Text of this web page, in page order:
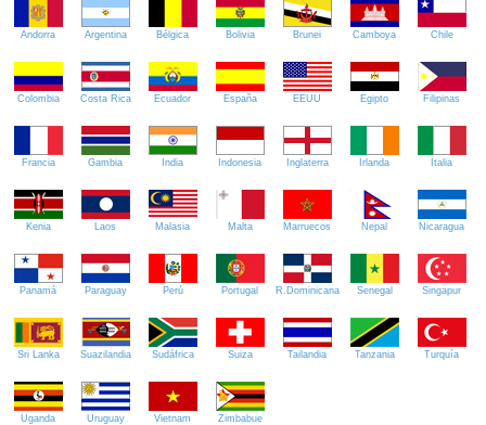
Andorra Argentina Bélgica Bolivia Brunei Camboya Chile
Colombia Costa Rica Ecuador España EEUU Egipto Filipinas
Francia Gambia India Indonesia Inglaterra Irlanda Italia
Kenia Laos Malasia Malta Marruecos Nepal Nicaragua
Panamá Paraguay Perú Portugal R.Dominicana Senegal Singapur
Sri Lanka Suazilandia Sudáfrica Suiza Tailandia Tanzania Turquía
Uganda Uruguay Vietnam Zimbabue